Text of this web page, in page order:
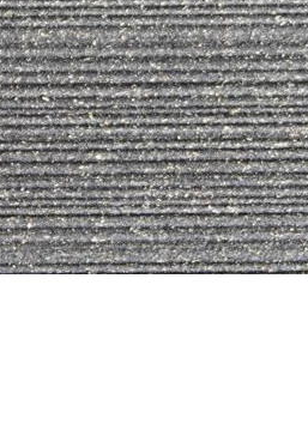
design DIY Farben Filter
Schnee Schwarz-Weiß SEO Sommer